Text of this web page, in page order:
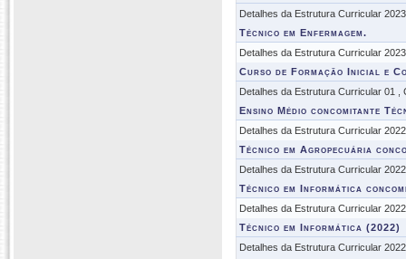
Detalhes da Estrutura Curricular
Técnico em Enfermagem.
Detalhes da Estrutura Curricular
Curso de Formação Inicial e
Detalhes da Estrutura Curricular 01 ,
Ensino Médio concomitante
Detalhes da Estrutura Curricular
Técnico em Agropecuária
Detalhes da Estrutura Curricular
Técnico em Informática
Detalhes da Estrutura Curricular
Técnico em Informática (2022)
Detalhes da Estrutura Curricular